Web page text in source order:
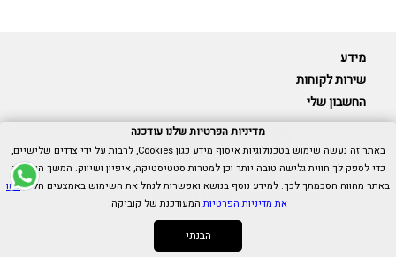
מידע
שירות לקוחות
החשבון שלי
Cubica © כל הזכויות שמורות.
אנו כאן בשבילך -055-9511314
מדיניות הפרטיות שלנו עודכנה
באתר זה נעשה שימוש בטכנולוגיות איסוף מידע כגון Cookies, לרבות על ידי צדדים שלישיים,
כדי לספק לך חווית גלישה טובה יותר וכן למטרות סטטיסטיקה, איפיון ושיווק. המשך הגלישה
באתר מהווה הסכמתך לכך. למידע נוסף בנושא ואפשרות לנהל את השימוש באמצעים הללו,ראו
את מדיניות הפרטיותהמעודכנת של קוביקה.
הבנתי